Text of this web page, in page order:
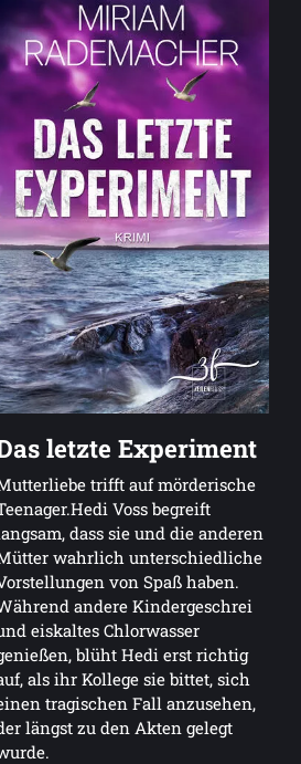
letzte Experiment
trifft auf mörderische
Voss begreift
dass sie und die anderen
wahrlich unterschiedliche
von Spaß haben.
andere Kindergeschrei
eiskaltes Chlorwasser
blüht Hedi erst richtig
als ihr Kollege sie bittet, sich
tragischen Fall anzusehen,
längst zu den Akten gelegt